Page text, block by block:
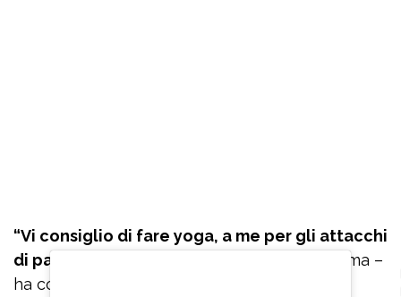
“Vi consiglio di fare yoga, a me per gli attacchi
di panico
è servito veramente tanto, mi calma –
ha confidato – Se ho paura o inizio ad